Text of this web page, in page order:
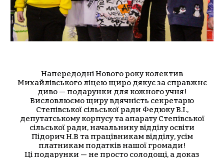
Напередодні Нового року колектив
Михайлівського ліцею щиро дякує за справжнє
диво — подарунки для кожного учня!
Висловлюємо щиру вдячність секретарю
Степівської сільської ради Федюку В.І.,
депутатському корпусу та апарату Степівської
сільської ради, начальнику відділу освіти
Підорич Н.В та працівникам відділу, усім
платникам податків нашої громади!
Ці подарунки — не просто солодощі, а доказ